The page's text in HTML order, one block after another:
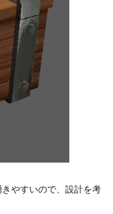
やすいので、設計を考